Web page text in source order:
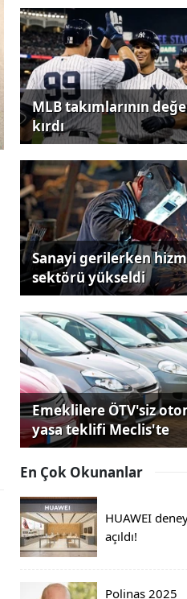
MLB takımlarının
kırdı
Sanayi gerilerken
sektörü yükseldi
Emeklilere ÖTV'siz
yasa teklifi Meclis'te
En Çok Okunanlar
HUAWEI
açıldı!
Polinas 2025